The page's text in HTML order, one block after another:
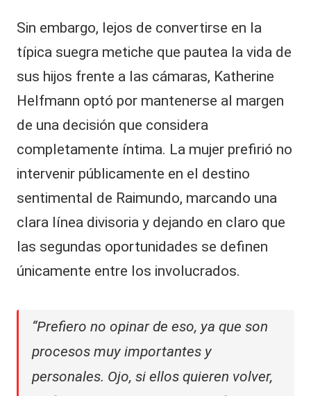
Sin embargo, lejos de convertirse en la
típica suegra metiche que pautea la vida de
sus hijos frente a las cámaras, Katherine
Helfmann optó por mantenerse al margen
de una decisión que considera
completamente íntima. La mujer prefirió no
intervenir públicamente en el destino
sentimental de Raimundo, marcando una
clara línea divisoria y dejando en claro que
las segundas oportunidades se definen
únicamente entre los involucrados.
“Prefiero no opinar de eso, ya que son
procesos muy importantes y
personales. Ojo, si ellos quieren volver,